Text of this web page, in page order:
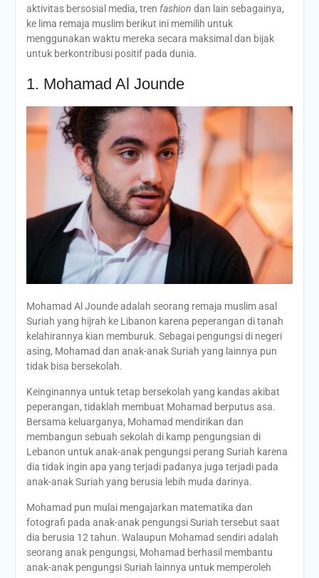
aktivitas bersosial media, tren fashion dan lain sebagainya,
ke lima remaja muslim berikut ini memilih untuk
menggunakan waktu mereka secara maksimal dan bijak
untuk berkontribusi positif pada dunia.
1. Mohamad Al Jounde
Mohamad Al Jounde adalah seorang remaja muslim asal
Suriah yang hijrah ke Libanon karena peperangan di tanah
kelahirannya kian memburuk. Sebagai pengungsi di negeri
asing, Mohamad dan anak-anak Suriah yang lainnya pun
tidak bisa bersekolah.
Keinginannya untuk tetap bersekolah yang kandas akibat
peperangan, tidaklah membuat Mohamad berputus asa.
Bersama keluarganya, Mohamad mendirikan dan
membangun sebuah sekolah di kamp pengungsian di
Lebanon untuk anak-anak pengungsi perang Suriah karena
dia tidak ingin apa yang terjadi padanya juga terjadi pada
anak-anak Suriah yang berusia lebih muda darinya.
Mohamad pun mulai mengajarkan matematika dan
fotografi pada anak-anak pengungsi Suriah tersebut saat
dia berusia 12 tahun. Walaupun Mohamad sendiri adalah
seorang anak pengungsi, Mohamad berhasil membantu
anak-anak pengungsi Suriah lainnya untuk memperoleh